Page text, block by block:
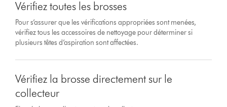
Vérifiez toutes les brosses
Pour s’assurer que les vérifications appropriées sont menées,
vérifiez tous les accessoires de nettoyage pour déterminer si
plusieurs têtes d’aspiration sont affectées.
Vérifiez la brosse directement sur le
collecteur